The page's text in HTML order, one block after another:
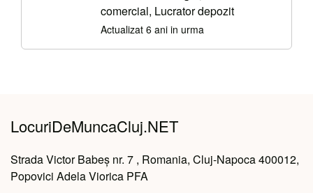
comercial, Lucrator depozit
Actualizat 6 ani in urma
LocuriDeMuncaCluj.NET
Strada Victor Babeș nr. 7 , Romania, Cluj-Napoca 400012,
Popovici Adela Viorica PFA